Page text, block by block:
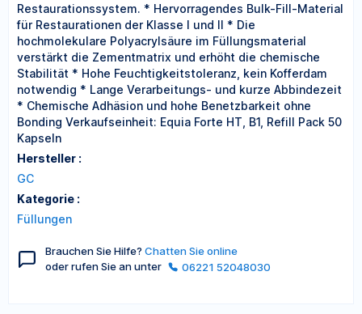
Restaurationssystem. * Hervorragendes Bulk-Fill-Material
für Restaurationen der Klasse I und II * Die
hochmolekulare Polyacrylsäure im Füllungsmaterial
verstärkt die Zementmatrix und erhöht die chemische
Stabilität * Hohe Feuchtigkeitstoleranz, kein Kofferdam
notwendig * Lange Verarbeitungs- und kurze Abbindezeit
* Chemische Adhäsion und hohe Benetzbarkeit ohne
Bonding Verkaufseinheit: Equia Forte HT, B1, Refill Pack 50
Kapseln
Hersteller :
GC
Kategorie :
Füllungen
Brauchen Sie Hilfe? Chatten Sie online
oder rufen Sie an unter
06221 52048030